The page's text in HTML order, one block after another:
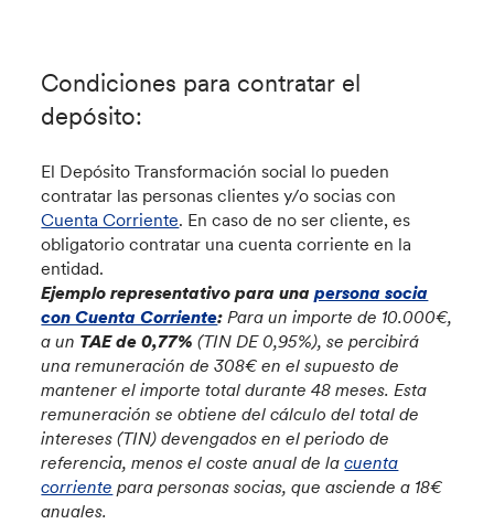
Condiciones para contratar el
depósito:
El Depósito Transformación social lo pueden
contratar las personas clientes y/o socias con
Cuenta Corriente. En caso de no ser cliente, es
obligatorio contratar una cuenta corriente en la
entidad.
Ejemplo representativo para unapersona socia
con Cuenta Corriente: Para un importe de 10.000€,
a un TAE de 0,77% (TIN DE 0,95%), se percibirá
una remuneración de 308€ en el supuesto de
mantener el importe total durante 48 meses. Esta
remuneración se obtiene del cálculo del total de
intereses (TIN) devengados en el periodo de
referencia, menos el coste anual de lacuenta
corriente para personas socias, que asciende a 18€
anuales.